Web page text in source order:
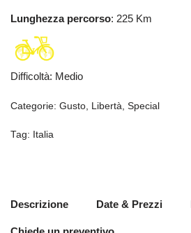
Lunghezza percorso: 225 Km
Difficoltà: Medio
Categorie: Gusto, Libertà, Special
Tag: Italia
Descrizione Date & Prezzi